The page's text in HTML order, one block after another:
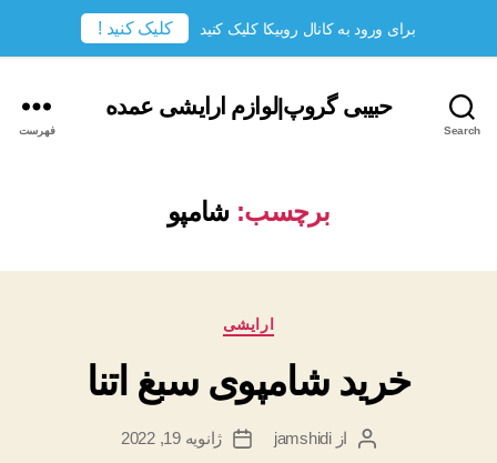
Search
حبیبی گروپ|لوازم ارایشی عمده
فهرست
برچسب: شامپو
دسته‌ها
ارایشی
خرید شامپوی سبغ اتنا
نویسندهٔ
ازjamshidi
تاریخژانویه 19, 2022
برای ورود به کانال روبیکا کلیک کنید کلیک کنید !